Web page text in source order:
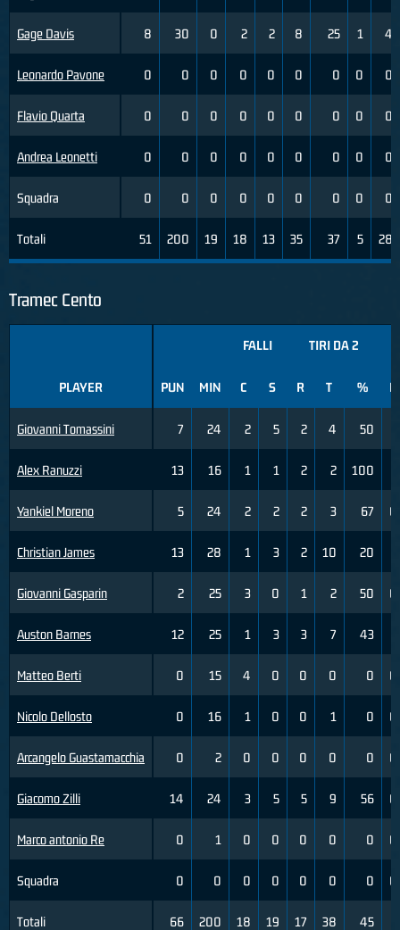
Gage Davis
Leonardo Pavone
Flavio Quarta
Andrea Leonetti
Squadra
Totali
8 30 0 2 2 8 25 1 4
0 0 0 0 0 0 0 0 0
0 0 0 0 0 0 0 0 0
0 0 0 0 0 0 0 0 0
0 0 0 0 0 0 0 0 0
51 200 19 18 13 35 37 5 28
Tramec Cento
PLAYER
Giovanni Tomassini
Alex Ranuzzi
Yankiel Moreno
Christian James
Giovanni Gasparin
Auston Barnes
Matteo Berti
Nicolo Dellosto
Arcangelo Guastamacchia
Giacomo Zilli
Marco antonio Re
Squadra
Totali
FALLI TIRI DA 2
PUN MIN C S R T % R
7 24 2 5 2 4 50
13 16 1 1 2 2 100
5 24 2 2 2 3 67 0
13 28 1 3 2 10 20
2 25 3 0 1 2 50 0
12 25 1 3 3 7 43
0 15 4 0 0 0 0 0
0 16 1 0 0 1 0 0
0 2 0 0 0 0 0 0
14 24 3 5 5 9 56 0
0 1 0 0 0 0 0 0
0 0 0 0 0 0 0 0
66 200 18 19 17 38 45